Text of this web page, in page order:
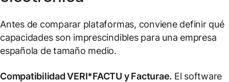
Antes de comparar plataformas, conviene definir qué
capacidades son imprescindibles para una empresa
española de tamaño medio.
Compatibilidad VERI*FACTU y Facturae. El software